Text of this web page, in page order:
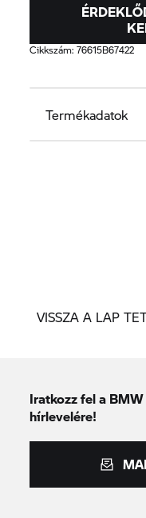
Cikkszám:76615B67422
Termékadatok
VISSZA A LAP
Iratkozz fel a
hírlevelére!